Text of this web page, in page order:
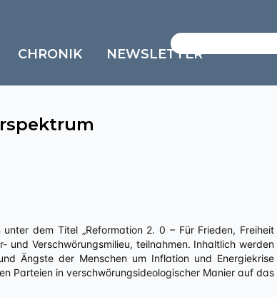
CHRONIK NEWSLETTER
dem Titel „Reformation 2. 0 – Für Frieden, Freiheit
und Verschwörungsmilieu, teilnahmen. Inhaltlich werden
Ängste der Menschen um Inflation und Energiekrise
Parteien in verschwörungsideologischer Manier auf das